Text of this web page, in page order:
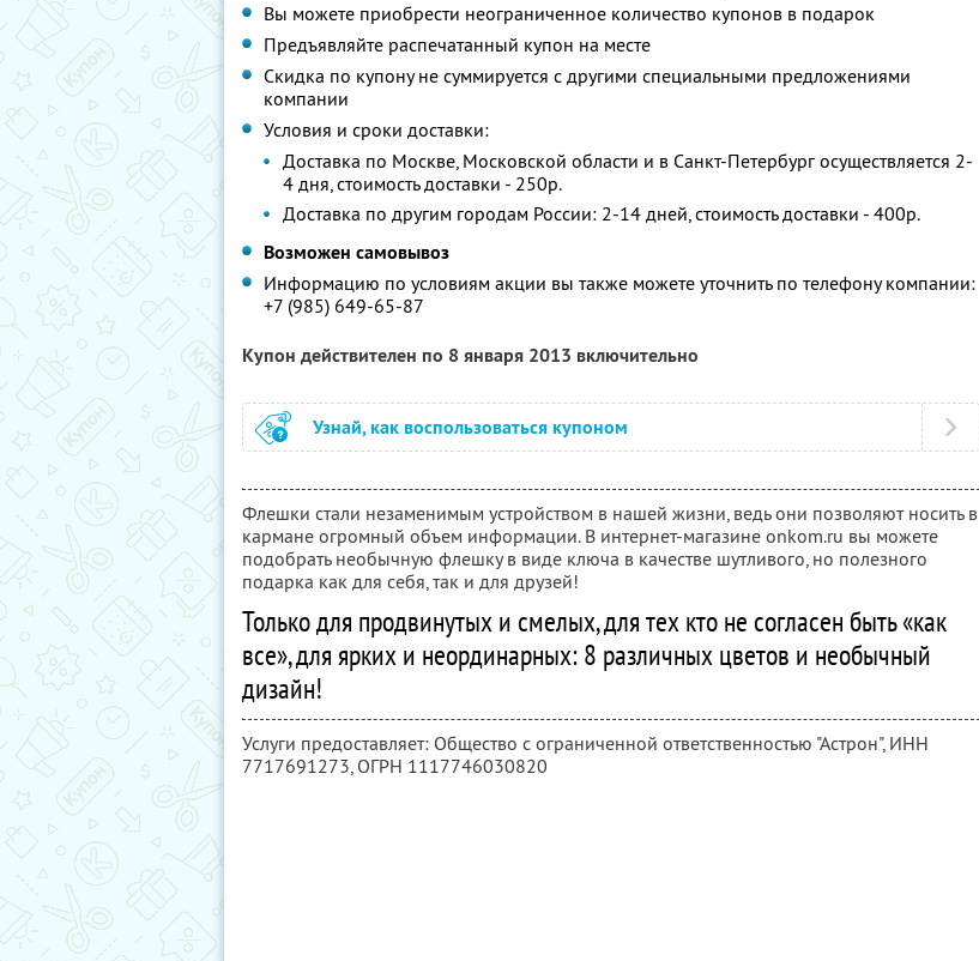
Вы можете приобрести неограниченное количество купонов в подарок
Предъявляйте распечатанный купон на месте
Скидка по купону не суммируется с другими специальными предложениями
компании
Условия и сроки доставки:
Доставка по Москве, Московской области и в Санкт-Петербург осуществляется 2-
4 дня, стоимость доставки - 250р.
Доставка по другим городам России: 2-14 дней, стоимость доставки - 400р.
Возможен самовывоз
Информацию по условиям акции вы также можете уточнить по телефону компании:
+7 (985) 649-65-87
Купон действителен по 8 января 2013 включительно
Узнай, как воспользоваться купоном
Флешки стали незаменимым устройством в нашей жизни, ведь они позволяют носить в
кармане огромный объем информации. В интернет-магазине onkom.ru вы можете
подобрать необычную флешку в виде ключа в качестве шутливого, но полезного
подарка как для себя, так и для друзей!
Только для продвинутых и смелых, для тех кто не согласен быть «как
все», для ярких и неординарных: 8 различных цветов и необычный
дизайн!
Услуги предоставляет: Общество с ограниченной ответственностью "Астрон", ИНН
7717691273, ОГРН 1117746030820